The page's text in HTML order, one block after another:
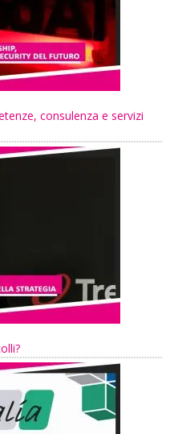
consulenza e servizi